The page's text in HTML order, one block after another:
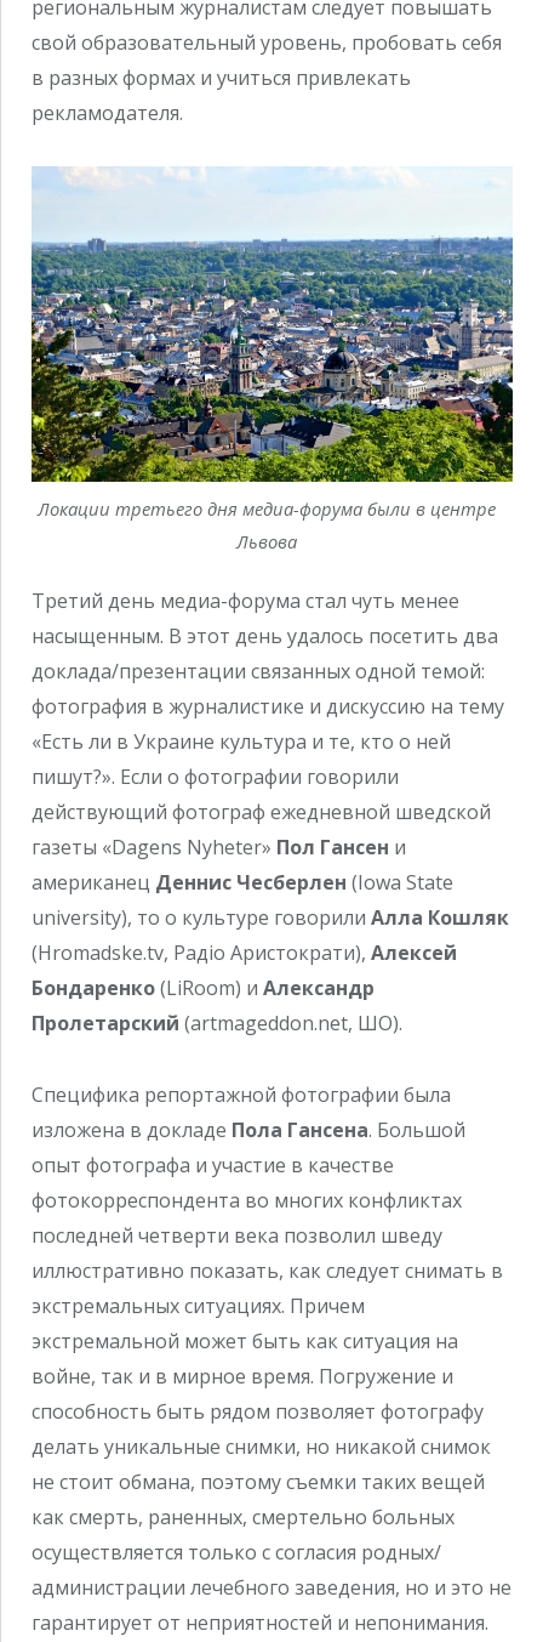
региональным журналистам следует повышать
свой образовательный уровень, пробовать себя
в разных формах и учиться привлекать
рекламодателя.
Локации третьего дня медиа-форума были в центре
Львова
Третий день медиа-форума стал чуть менее
насыщенным. В этот день удалось посетить два
доклада/презентации связанных одной темой:
фотография в журналистике и дискуссию на тему
«Есть ли в Украине культура и те, кто о ней
пишут?». Если о фотографии говорили
действующий фотограф ежедневной шведской
газеты «Dagens Nyheter» Пол Гансен и
американец Деннис Чесберлен (Iowa State
university), то о культуре говорили Алла Кошляк
(Hromadske.tv, Радіо Аристократи), Алексей
Бондаренко(LiRoom) и Александр
Пролетарский (artmageddon.net, ШО).
Специфика репортажной фотографии была
изложена в докладе Пола Гансена. Большой
опыт фотографа и участие в качестве
фотокорреспондента во многих конфликтах
последней четверти века позволил шведу
иллюстративно показать, как следует снимать в
экстремальных ситуациях. Причем
экстремальной может быть как ситуация на
войне, так и в мирное время. Погружение и
способность быть рядом позволяет фотографу
делать уникальные снимки, но никакой снимок
не стоит обмана, поэтому съемки таких вещей
как смерть, раненных, смертельно больных
осуществляется только с согласия родных/
администрации лечебного заведения, но и это не
гарантирует от неприятностей и непонимания.